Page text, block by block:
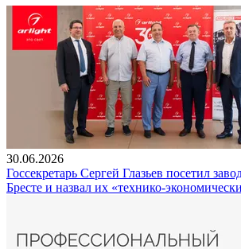
30.06.2026
Госсекретарь Сергей Глазьев посетил
Бресте и назвал их «технико-